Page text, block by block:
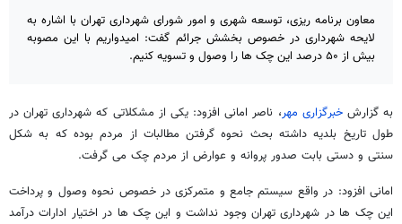
معاون برنامه ریزی، توسعه شهری و امور شورای شهرداری تهران با اشاره به
لایحه شهرداری در خصوص بخشش جرائم گفت: امیدواریم با این مصوبه
بیش از ۵۰ درصد این چک ها را وصول و تسویه کنیم.
به گزارشخبرگزاری مهر، ناصر امانی افزود: یکی از مشکلاتی که شهرداری تهران در
طول تاریخ بلدیه داشته بحث نحوه گرفتن مطالبات از مردم بوده که به شکل
سنتی و دستی بابت صدور پروانه و عوارض از مردم چک می گرفت.
امانی افزود: در واقع سیستم جامع و متمرکزی در خصوص نحوه وصول و پرداخت
این چک ها در شهرداری تهران وجود نداشت و این چک ها در اختیار ادارات درآمد